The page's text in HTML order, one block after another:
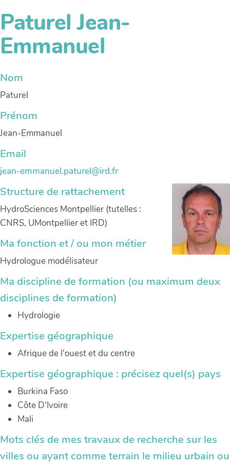
Paturel Jean-
Emmanuel
Nom
Paturel
Prénom
Jean-Emmanuel
Email
jean-emmanuel.paturel@ird.fr
Structure de rattachement
HydroSciences Montpellier (tutelles :
CNRS, UMontpellier et IRD)
Ma fonction et / ou mon métier
Hydrologue modélisateur
Ma discipline de formation (ou maximum deux
disciplines de formation)
Hydrologie
Expertise géographique
Afrique de l'ouest et du centre
Expertise géographique : précisez quel(s) pays
Burkina Faso
Côte D'Ivoire
Mali
Mots clés de mes travaux de recherche sur les
villes ou ayant comme terrain le milieu urbain ou